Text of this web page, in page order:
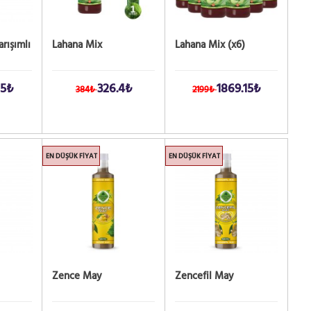
Lahana Mix
384₺326.4₺
Lahana Mix (x6)
2199₺1869.15₺
EN DÜŞÜK FIYAT
Zence May
EN DÜŞÜK FIYAT
Zencefil May